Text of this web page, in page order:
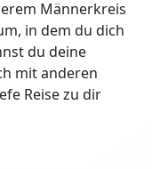
Männerkreis
in dem du dich
du deine
mit anderen
Reise zu dir